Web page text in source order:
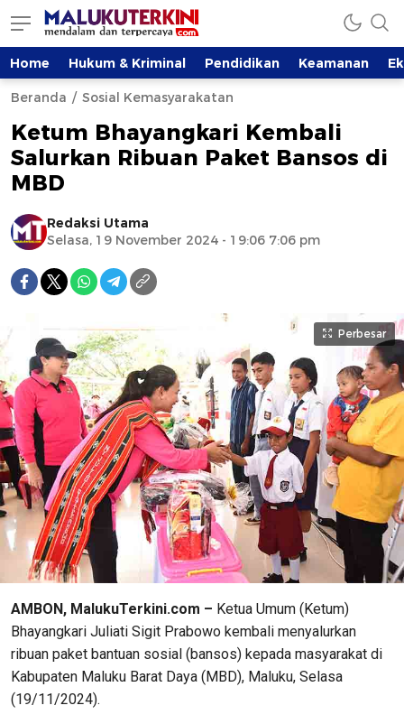
Home Hukum & Kriminal Pendidikan Keamanan
Beranda Sosial Kemasyarakatan
Ketum Bhayangkari Kembali
Salurkan Ribuan Paket Bansos di
MBD
Redaksi Utama
Selasa, 19 November 2024 - 19:06 7:06 pm
Perbesar
AMBON, MalukuTerkini.com – Ketua Umum (Ketum)
Bhayangkari Juliati Sigit Prabowo kembali menyalurkan
ribuan paket bantuan sosial (bansos) kepada masyarakat di
Kabupaten Maluku Barat Daya (MBD), Maluku, Selasa
(19/11/2024).